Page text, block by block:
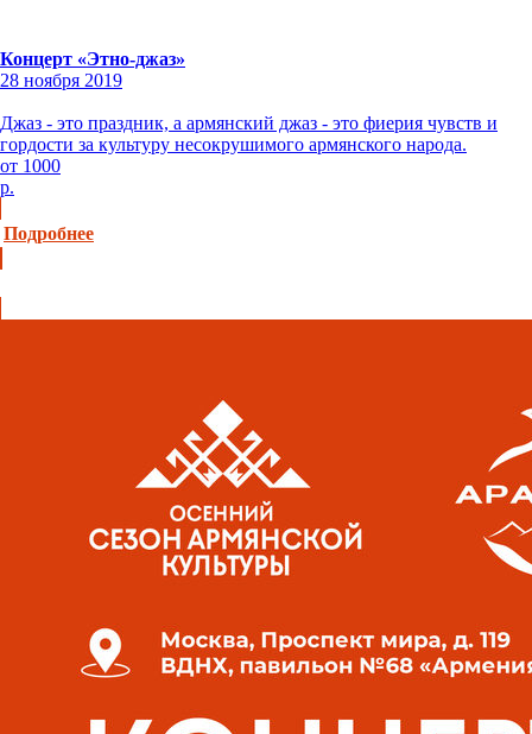
Концерт «Этно-джаз»
28 ноября 2019
Джаз - это праздник, а армянский джаз - это фиерия чувств и
гордости за культуру несокрушимого армянского народа.
от 1000
р.
Подробнее